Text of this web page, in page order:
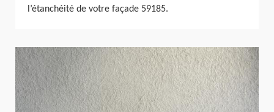
l’étanchéité de votre façade 59185.